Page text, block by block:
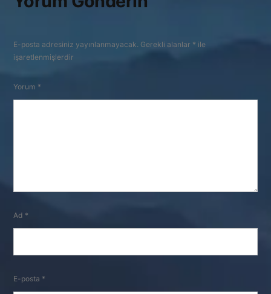
E-posta adresiniz yayınlanmayacak. Gerekli alanlar * ile
işaretlenmişlerdir
Yorum *
Ad *
E-posta *